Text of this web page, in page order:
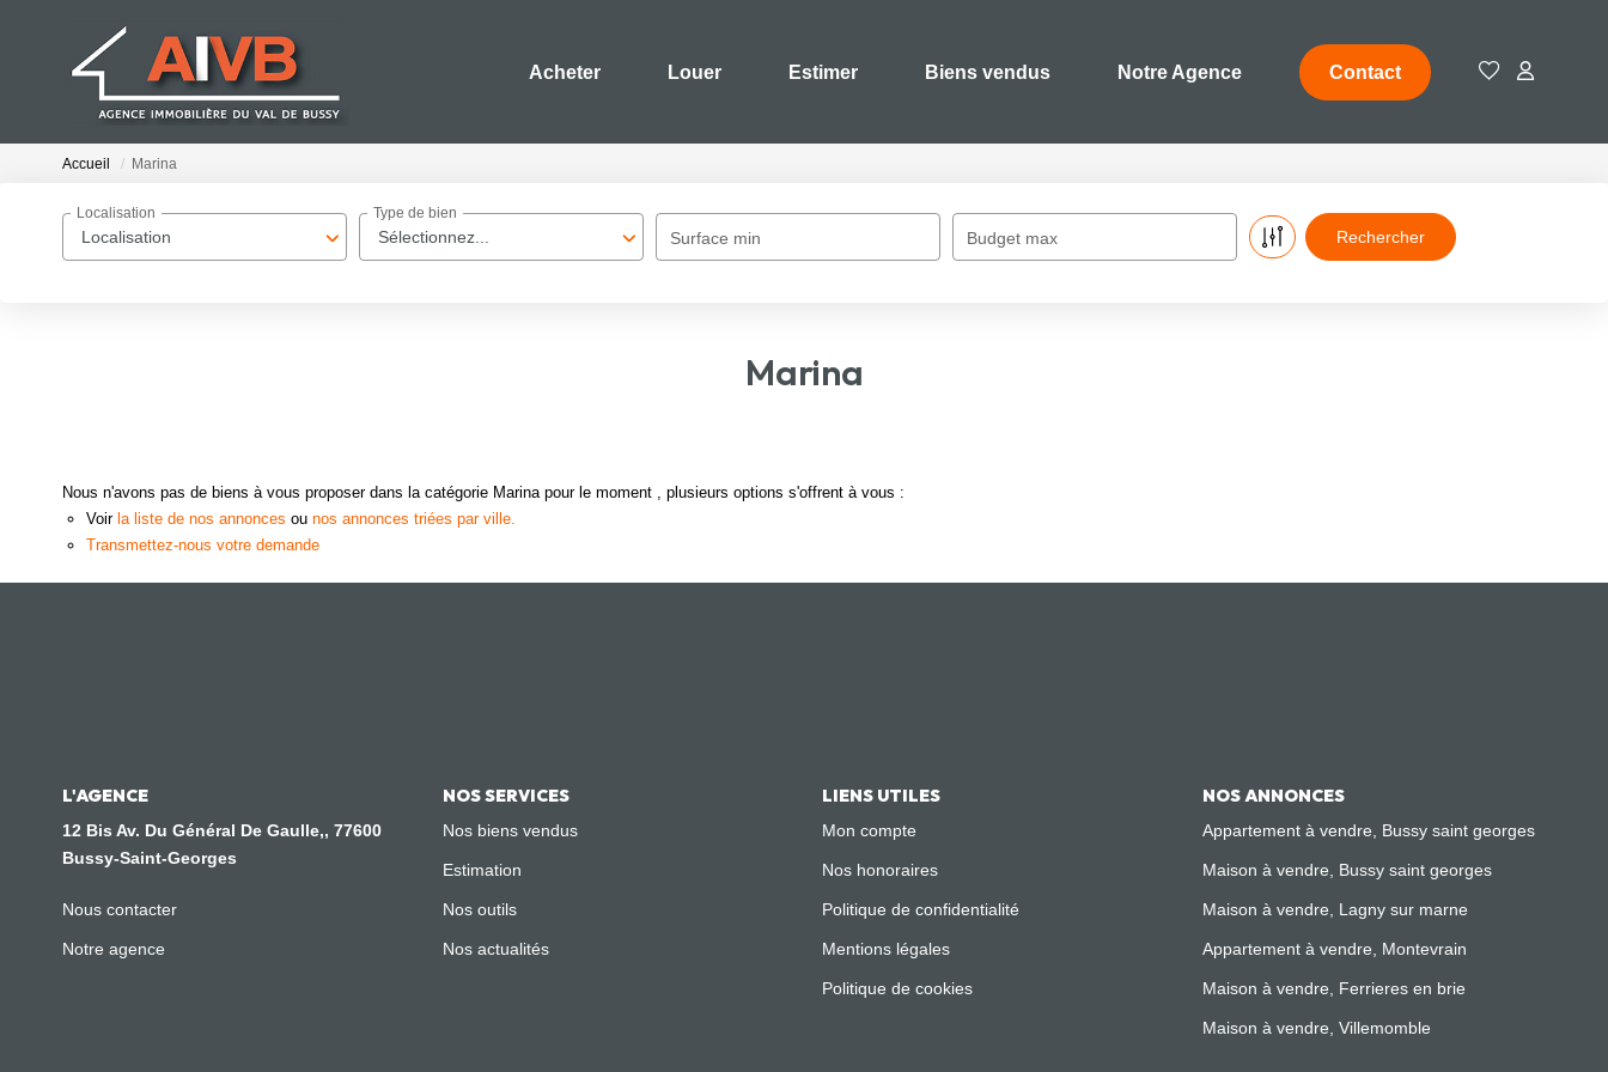
Acheter Louer Estimer Biens vendus Notre Agence Contact
Accueil Marina
Localisation
Localisation
Sélectionnez...
Type de bien
Surface min Budget max
Marina
Nous n'avons pas de biens à vous proposer dans la catégorie Marina pour le moment , plusieurs options s'offrent à vous :
Voir la liste de nos annonces ou nos annonces triées par ville.
Transmettez-nous votre demande
L'AGENCE
12 Bis Av. Du Général De Gaulle,, 77600
Bussy-Saint-Georges
Nous contacter
Notre agence
NOS SERVICES
Nos biens vendus
Estimation
Nos outils
Nos actualités
LIENS UTILES
Mon compte
Nos honoraires
Politique de confidentialité
Mentions légales
Politique de cookies
NOS ANNONCES
Appartement à vendre, Bussy saint georges
Maison à vendre, Bussy saint georges
Maison à vendre, Lagny sur marne
Appartement à vendre, Montevrain
Maison à vendre, Ferrieres en brie
Maison à vendre, Villemomble